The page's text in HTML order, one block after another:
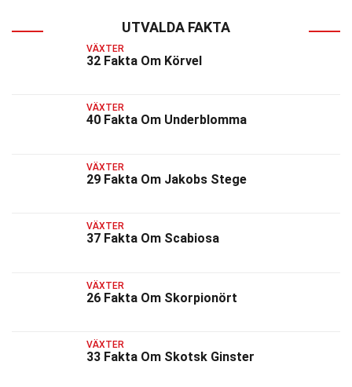
UTVALDA FAKTA
VÄXTER
32 Fakta Om Körvel
VÄXTER
40 Fakta Om Underblomma
VÄXTER
29 Fakta Om Jakobs Stege
VÄXTER
37 Fakta Om Scabiosa
VÄXTER
26 Fakta Om Skorpionört
VÄXTER
33 Fakta Om Skotsk Ginster